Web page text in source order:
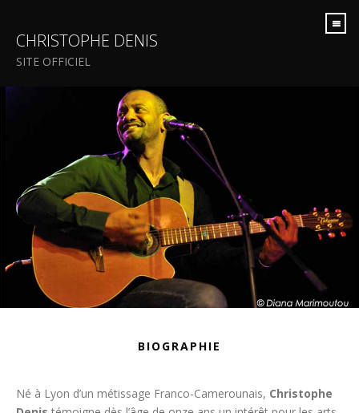
CHRISTOPHE DENIS
SITE OFFICIEL
BIOGRAPHIE
Né à Lyon d’un métissage Franco-Camerounais, Christophe